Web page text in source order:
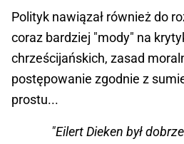
Polityk nawiązał również do
coraz bardziej "mody" na
chrześcijańskich, zasad
postępowanie zgodnie z
prostu...
"Eilert Dieken był